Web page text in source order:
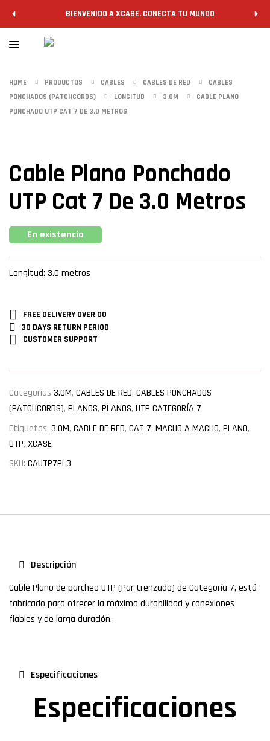
BIENVENIDO A XCASE. CONECTA TU MUNDO
HOME PRODUCTOS CABLES CABLES DE RED
CABLES
PONCHADOS (PATCHCORDS)
LONGITUD 3.0M
CABLE PLANO
PONCHADO UTP CAT 7 DE 3.0 METROS
Cable Plano Ponchado
UTP Cat 7 De 3.0 Metros
En existencia
Longitud: 3.0 metros
FREE DELIVERYOVER 00
30 DAYS RETURN PERIOD
CUSTOMER SUPPORT
Categorías 3.0M, CABLES DE RED, CABLES PONCHADOS
(PATCHCORDS), PLANOS, PLANOS, UTP CATEGORÍA 7
Etiquetas: 3.0M, CABLE DE RED, CAT 7, MACHO A MACHO, PLANO,
UTP, XCASE
SKU: CAUTP7PL3
Descripción
Cable Plano de parcheo UTP (Par trenzado) de Categoría 7, está
fabricado para ofrecer la máxima durabilidad y conexiones
fiables y de larga duración.
Especificaciones
Especificaciones